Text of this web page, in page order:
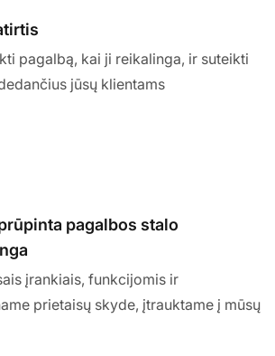
pagalbą, kai ji reikalinga, ir suteikti
jūsų klientams
pagalbos stalo
įrankiais, funkcijomis ir
prietaisų skyde, įtrauktame į mūsų